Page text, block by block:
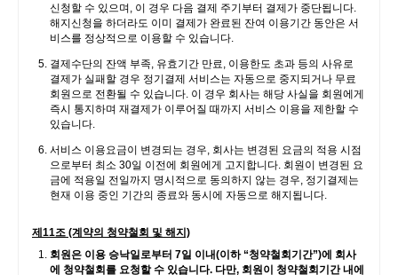
신청할 수 있으며, 이 경우 다음 결제 주기부터 결제가 중단됩니다.
해지신청을 하더라도 이미 결제가 완료된 잔여 이용기간 동안은 서
비스를 정상적으로 이용할 수 있습니다.
결제수단의 잔액 부족, 유효기간 만료, 이용한도 초과 등의 사유로
결제가 실패할 경우 정기결제 서비스는 자동으로 중지되거나 무료
회원으로 전환될 수 있습니다. 이 경우 회사는 해당 사실을 회원에게
즉시 통지하며 재결제가 이루어질 때까지 서비스 이용을 제한할 수
있습니다.
서비스 이용요금이 변경되는 경우, 회사는 변경된 요금의 적용 시점
으로부터 최소 30일 이전에 회원에게 고지합니다. 회원이 변경된 요
금에 적용일 전일까지 명시적으로 동의하지 않는 경우, 정기결제는
현재 이용 중인 기간의 종료와 동시에 자동으로 해지됩니다.
제11조 (계약의 청약철회 및 해지)
회원은 이용 승낙일로부터 7일 이내(이하 “청약철회기간”)에 회사
에 청약철회를 요청할 수 있습니다. 다만, 회원이 청약철회기간 내에